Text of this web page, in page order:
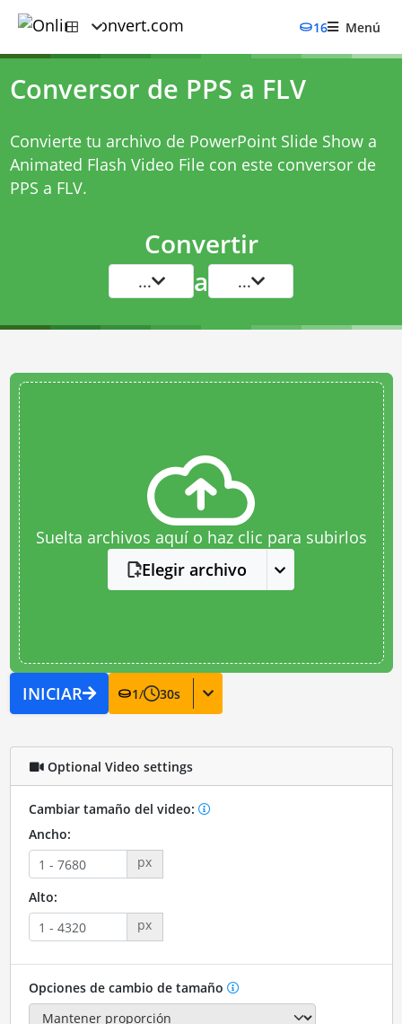
16 Menú
Conversor de PPS a FLV
Convierte tu archivo de PowerPoint Slide Show a
Animated Flash Video File con este conversor de
PPS a FLV.
Convertir
... a ...
Suelta archivos aquí o haz clic para subirlos
Elegir archivo
INICIAR 1/ 30s
Optional Video settings
Cambiar tamaño del video:
Ancho:
px
Alto:
px
Opciones de cambio de tamaño